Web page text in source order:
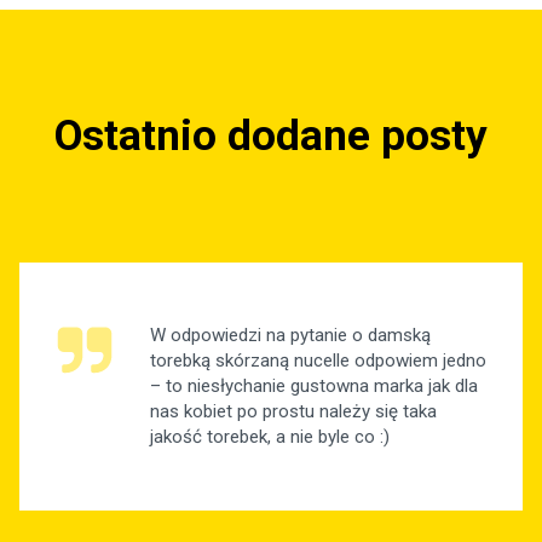
Ostatnio dodane posty
W odpowiedzi na pytanie o damską
torebką skórzaną nucelle odpowiem jedno
– to niesłychanie gustowna marka jak dla
nas kobiet po prostu należy się taka
jakość torebek, a nie byle co :)